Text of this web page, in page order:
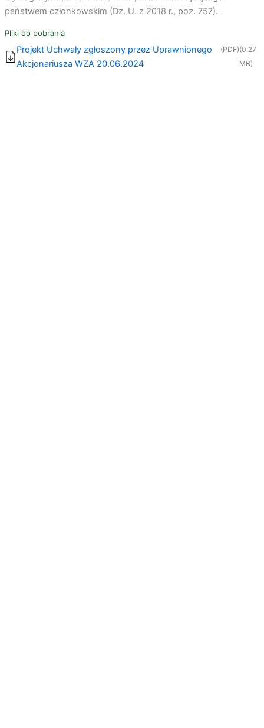
państwem członkowskim (Dz. U. z 2018 r., poz. 757).
Pliki do pobrania
Projekt Uchwały zgłoszony przez Uprawnionego
Akcjonariusza WZA 20.06.2024
(PDF)(0.27
MB)